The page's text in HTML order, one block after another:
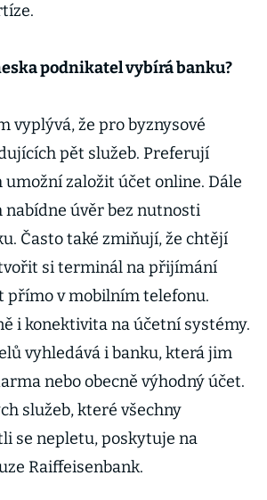
podnikatel vybírá banku?
vyplývá, že pro byznysové
pět služeb. Preferují
založit účet online. Dále
nabídne úvěr bez nutnosti
Často také zmiňují, že chtějí
si terminál na přijímání
přímo v mobilním telefonu.
i konektivita na účetní systémy.
vyhledává i banku, která jim
nebo obecně výhodný účet.
služeb, které všechny
se nepletu, poskytuje na
Raiffeisenbank.